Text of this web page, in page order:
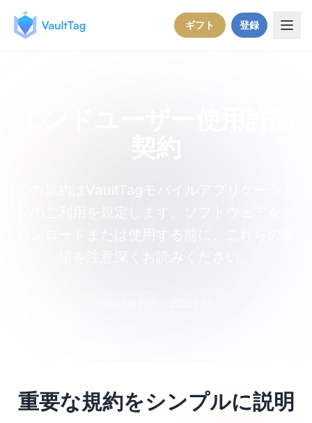
Skip to content
ギフト 登録
重要な規約をシンプルに説明